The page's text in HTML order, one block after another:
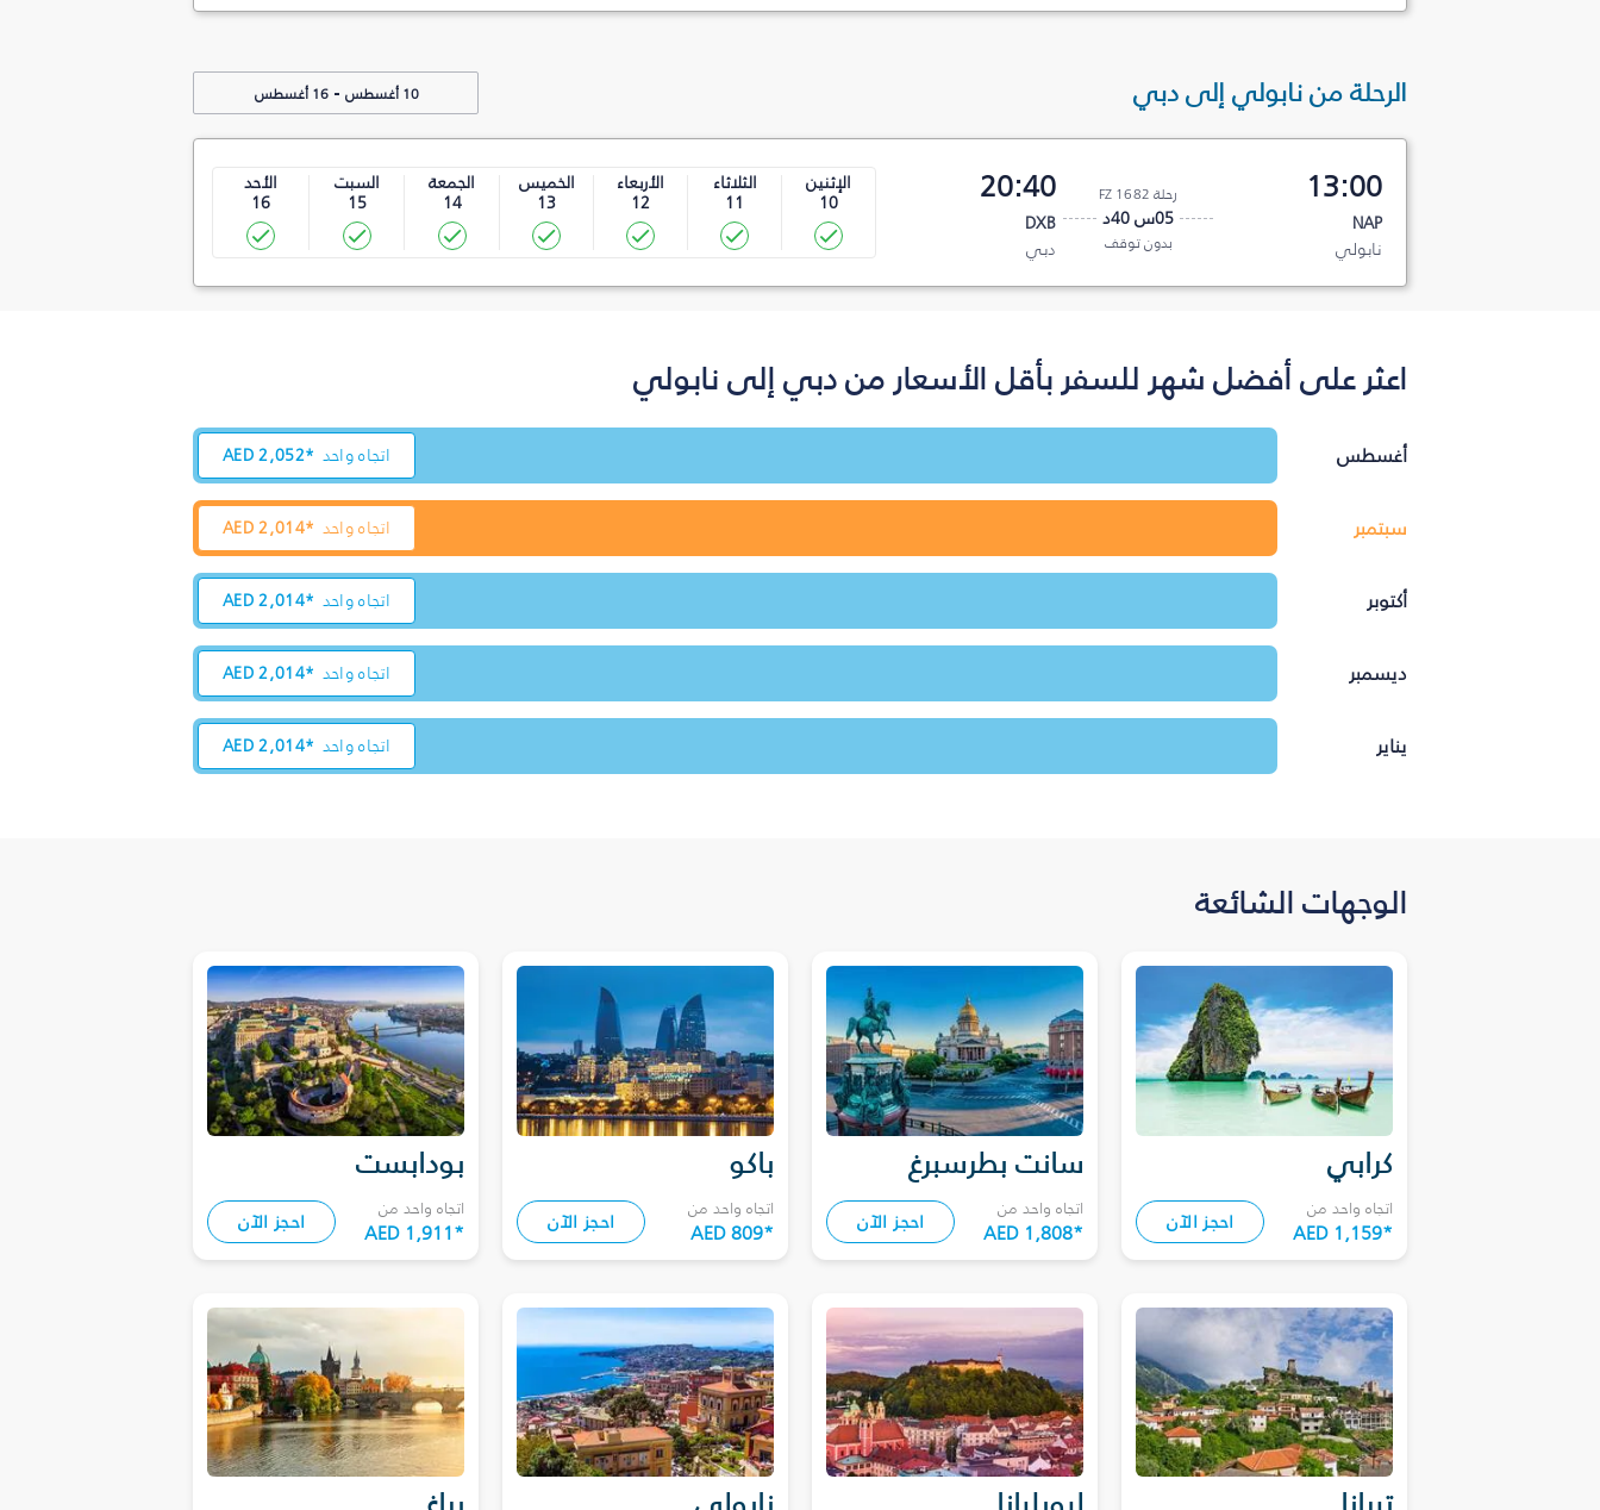
الرحلة من نابولي إلى دبي 10 أغسطس -16 أغسطس
13:00
NAP
نابولي
رحلة FZ 1682
05س 40د
بدون توقف
20:40
DXB
دبي
الإثنين
10
الثلاثاء
11
الأربعاء
12
الخميس
13
الجمعة
14
السبت
15
الأحد
16
اعثر على أفضل شهر للسفر بأقل الأسعار من دبي إلى نابولي
أغسطس اتجاه واحد AED 2,052*
سبتمبر اتجاه واحد AED 2,014*
أكتوبر اتجاه واحد AED 2,014*
ديسمبر اتجاه واحد AED 2,014*
يناير اتجاه واحد AED 2,014*
الوجهات الشائعة
كرابي
اتجاه واحد من
AED 1,159* احجز الآن
سانت بطرسبرغ
اتجاه واحد من
AED 1,808* احجز الآن
باكو
اتجاه واحد من
AED 809* احجز الآن
بودابست
اتجاه واحد من
AED 1,911* احجز الآن